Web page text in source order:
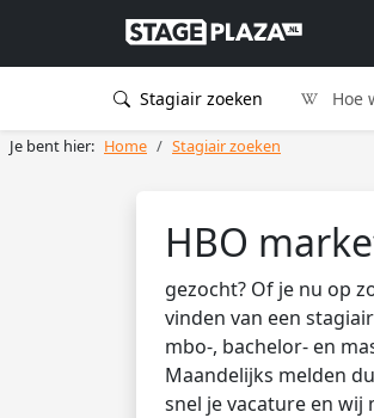
Stagiair zoeken Hoe
Je bent hier: Home Stagiair zoeken
HBO
gezocht? Of je nu op
vinden van een
mbo-, bachelor- en
Maandelijks melden
snel je vacature en